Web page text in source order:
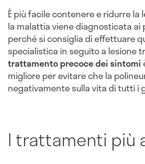
È più facile contenere e ridurre la
la malattia viene diagnosticata ai
perché si consiglia di effettuare
specialistica in seguito a lesione
trattamento precoce dei sintomi
migliore per evitare che la
negativamente sulla vita di tutti i
I trattamenti più